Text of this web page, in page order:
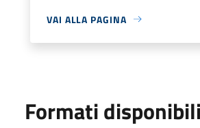
VAI ALLA PAGINA
Formati disponibili